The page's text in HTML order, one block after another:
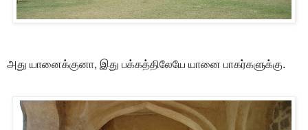
அது யானைக்குனா, இது பக்கத்திலேயே யானை பாகர்களுக்கு.